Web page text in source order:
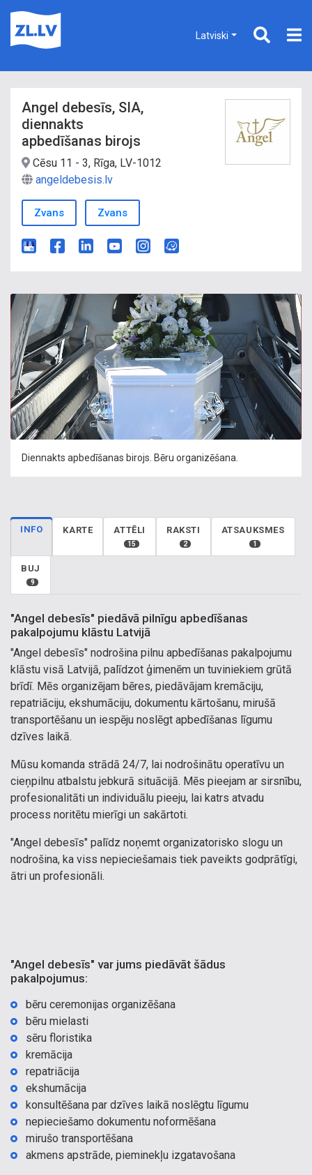
Latviski
Angel debesīs, SIA,
diennakts
apbedīšanas birojs
Cēsu 11 - 3, Rīga, LV-1012
angeldebesis.lv
Zvans Zvans
Diennakts apbedīšanas birojs. Bēru organizēšana.
INFO KARTE ATTĒLI
15
RAKSTI
2
ATSAUKSMES
1
BUJ
9
"Angel debesīs" piedāvā pilnīgu apbedīšanas
pakalpojumu klāstu Latvijā
"Angel debesīs" nodrošina pilnu apbedīšanas pakalpojumu
klāstu visā Latvijā, palīdzot ģimenēm un tuviniekiem grūtā
brīdī. Mēs organizējam bēres, piedāvājam kremāciju,
repatriāciju, ekshumāciju, dokumentu kārtošanu, mirušā
transportēšanu un iespēju noslēgt apbedīšanas līgumu
dzīves laikā.
Mūsu komanda strādā 24/7, lai nodrošinātu operatīvu un
cieņpilnu atbalstu jebkurā situācijā. Mēs pieejam ar sirsnību,
profesionalitāti un individuālu pieeju, lai katrs atvadu
process noritētu mierīgi un sakārtoti.
"Angel debesīs" palīdz noņemt organizatorisko slogu un
nodrošina, ka viss nepieciešamais tiek paveikts godprātīgi,
ātri un profesionāli.
"Angel debesīs" var jums piedāvāt šādus
pakalpojumus:
bēru ceremonijas organizēšana
bēru mielasti
sēru floristika
kremācija
repatriācija
ekshumācija
konsultēšana par dzīves laikā noslēgtu līgumu
nepieciešamo dokumentu noformēšana
mirušo transportēšana
akmens apstrāde, pieminekļu izgatavošana